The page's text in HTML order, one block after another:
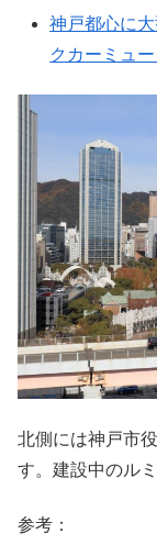
神戸都心に
クカーミュ
北側には神戸市
す。建設中のル
参考：